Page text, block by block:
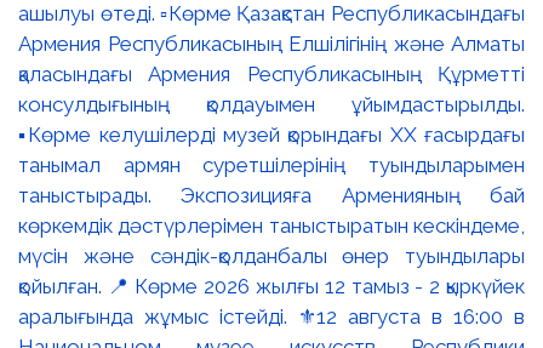
ашылуы өтеді. ▫️Көрме Қазақстан Республикасындағы
Армения Республикасының Елшілігінің және Алматы
қаласындағы Армения Республикасының Құрметті
консулдығының қолдауымен ұйымдастырылды.
▪️Көрме келушілерді музей қорындағы ХХ ғасырдағы
танымал армян суретшілерінің туындыларымен
таныстырады. Экспозицияға Арменияның бай
көркемдік дәстүрлерімен таныстыратын кескіндеме,
мүсін және сәндік-қолданбалы өнер туындылары
қойылған. 📍 Көрме 2026 жылғы 12 тамыз - 2 қыркүйек
аралығында жұмыс істейді. ⚜️12 августа в 16:00 в